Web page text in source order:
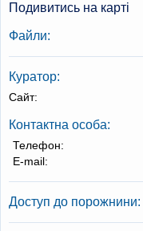
Подивитись на карті
Файли:
Куратор:
Сайт:
Контактна особа:
Телефон:
E-mail:
Доступ до порожнини: